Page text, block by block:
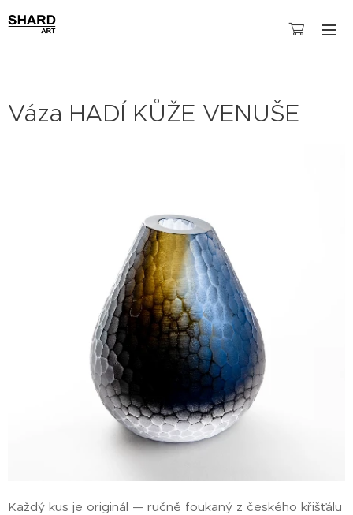
Váza HADÍ KŮŽE VENUŠE
Každý kus je originál — ručně foukaný z českého křišťálu